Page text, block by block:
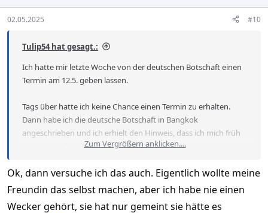
02.05.2025 #10
Tulip54 hat gesagt.:
Ich hatte mir letzte Woche von der deutschen Botschaft einen
Termin am 12.5. geben lassen.
Tags über hatte ich keine Chance einen Termin zu erhalten.
Dann habe ich die deutsche Botschaft in Bangkok
angeschrieben und ich erhielt den Hinweis, dass ich mich früh
morgens tailändischer Zeit einwählen soll.
Ich habe dies um Mitternacht (nach deutscher Zeit) gemacht
und mir standen alle Termine zur Auswahl.
Zum Vergrößern anklicken....
Ok, dann versuche ich das auch. Eigentlich wollte meine
Freundin das selbst machen, aber ich habe nie einen
Wecker gehört, sie hat nur gemeint sie hätte es